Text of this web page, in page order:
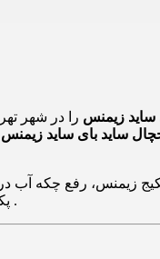
ساید زیمنس را در شهر
ساید بای ساید زیمنس
رفع چکه آب در
پکیج زیمنس توسط همکاران تعمیرات و کارشناسان 24 تعمیر در سراسر تهران انجام می پذیرد .